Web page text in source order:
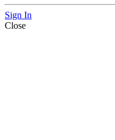
Sign In
Close